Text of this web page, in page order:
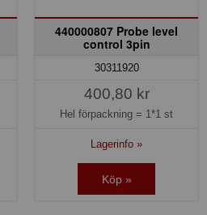
440000807 Probe level
control 3pin
30311920
400,80 kr
Hel förpackning = 1*1 st
Lagerinfo »
Köp »